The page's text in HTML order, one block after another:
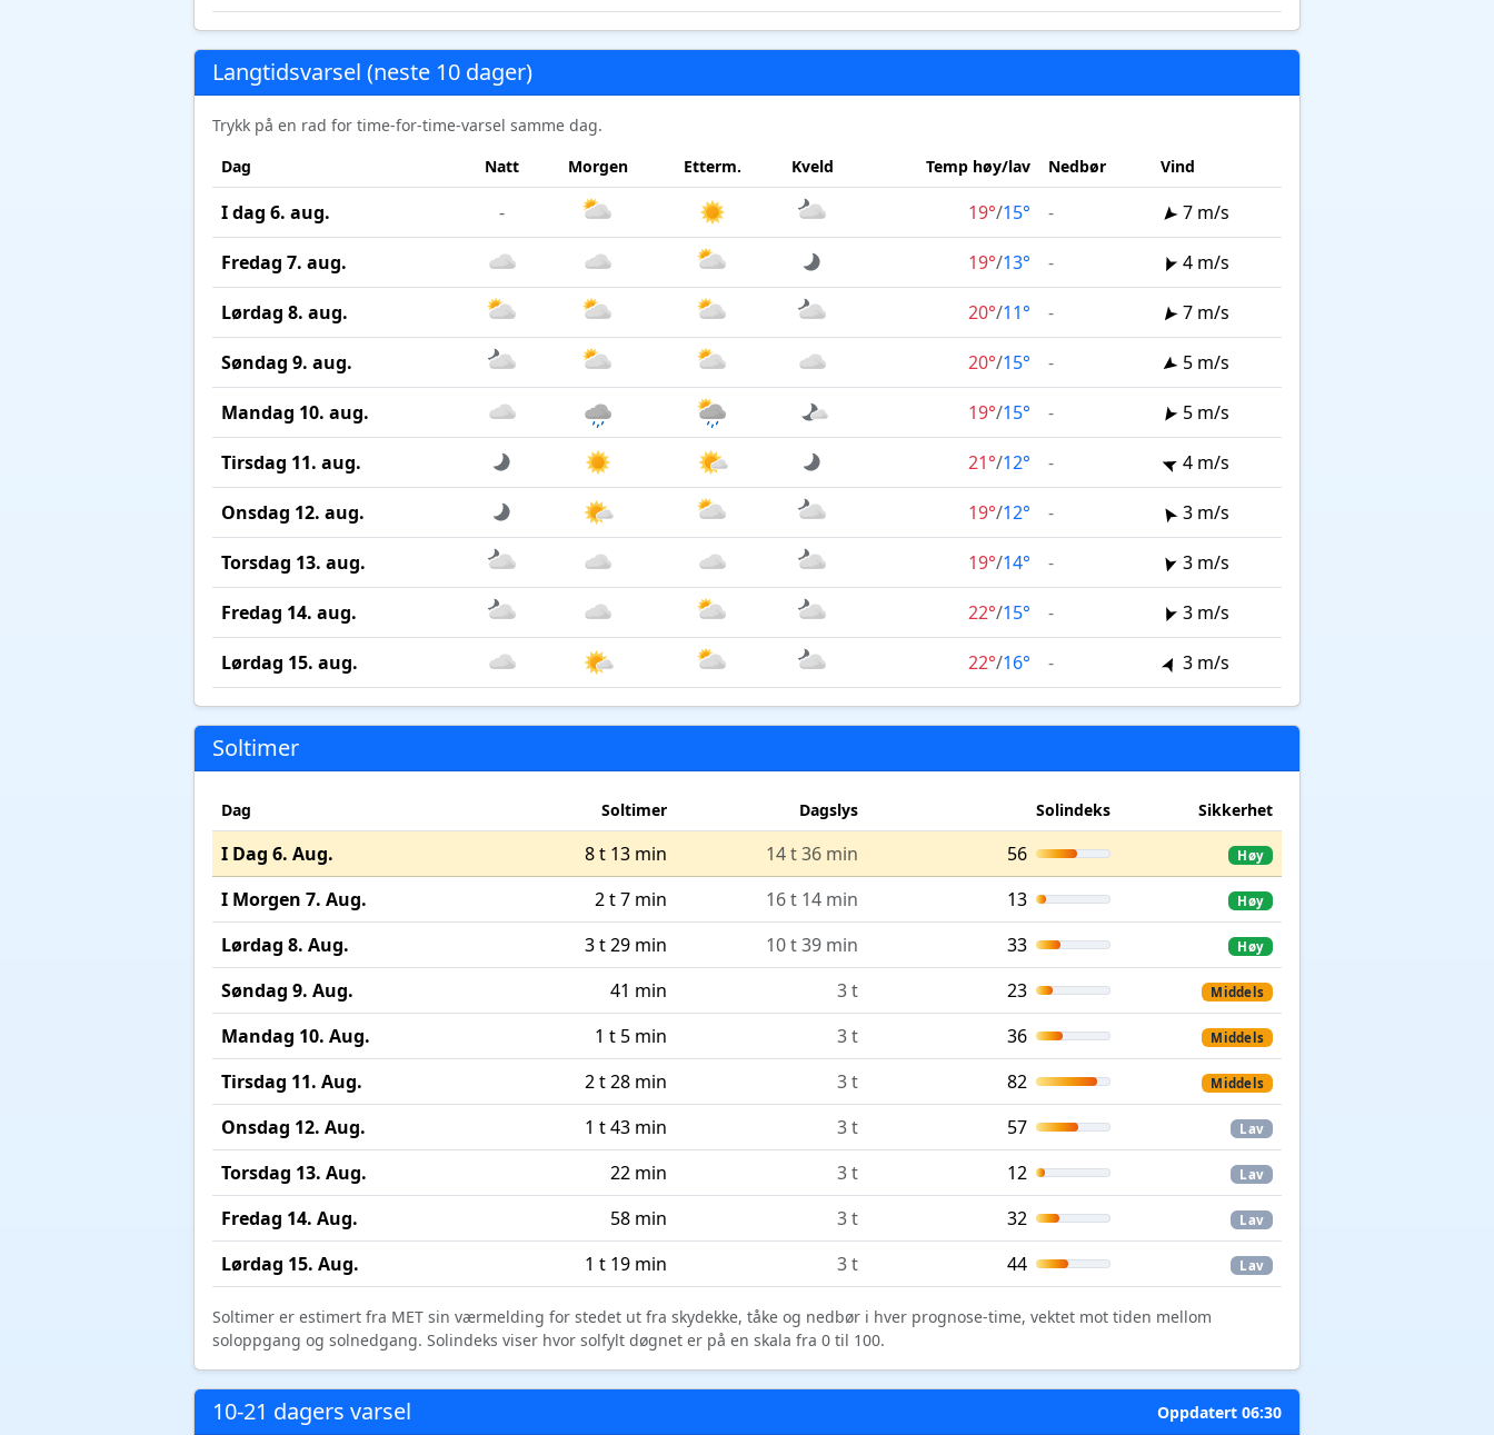
Langtidsvarsel (neste 10 dager)
Trykk på en rad for time-for-time-varsel samme dag.
Dag
Natt Morgen Etterm. Kveld Temp høy/lav Nedbør Vind
I dag 6. aug. - 19°/15° - 7 m/s
Fredag 7. aug. 19°/13° - 4 m/s
Lørdag 8. aug. 20°/11° - 7 m/s
Søndag 9. aug. 20°/15° - 5 m/s
Mandag 10. aug. 19°/15° - 5 m/s
Tirsdag 11. aug. 21°/12° - 4 m/s
Onsdag 12. aug. 19°/12° - 3 m/s
Torsdag 13. aug. 19°/14° - 3 m/s
Fredag 14. aug. 22°/15° - 3 m/s
Lørdag 15. aug. 22°/16° - 3 m/s
Soltimer
Dag Soltimer Dagslys Solindeks Sikkerhet
I Dag 6. Aug. 8 t 13 min 14 t 36 min 56 Høy
I Morgen 7. Aug. 2 t 7 min 16 t 14 min 13 Høy
Lørdag 8. Aug. 3 t 29 min 10 t 39 min 33 Høy
Søndag 9. Aug. 41 min 3 t 23 Middels
Mandag 10. Aug. 1 t 5 min 3 t 36 Middels
Tirsdag 11. Aug. 2 t 28 min 3 t 82 Middels
Onsdag 12. Aug. 1 t 43 min 3 t 57 Lav
Torsdag 13. Aug. 22 min 3 t 12 Lav
Fredag 14. Aug. 58 min 3 t 32 Lav
Lørdag 15. Aug. 1 t 19 min 3 t 44 Lav
Soltimer er estimert fra MET sin værmelding for stedet ut fra skydekke, tåke og nedbør i hver prognose-time, vektet mot tiden mellom
soloppgang og solnedgang. Solindeks viser hvor solfylt døgnet er på en skala fra 0 til 100.
10-21 dagers varsel Oppdatert 06:30